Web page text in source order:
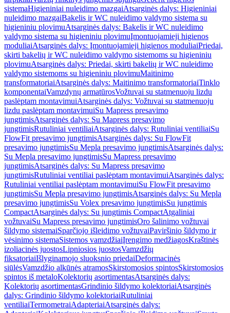
sistemaHigieniniai nuleidimo mazgaiAtsarginės dalys: Higieniniai
nuleidimo mazgaiBakelis ir WC nuleidimo valdymo sistema su
higieniniu plovimuAtsarginės dalys: Bakelis ir WC nuleidimo
valdymo sistema su higieniniu plovimuĮmontuojamieji higienos
moduliaiAtsarginės dalys: Įmontuojamieji higienos moduliaiPriedai,
skirti bakelių ir WC nuleidimo valdymo sistemoms su higieniniu
plovimuAtsarginės dalys: Priedai, skirti bakelių ir WC nuleidimo
valdymo sistemoms su higieniniu plovimuMaitinimo
transformatoriaiAtsarginės dalys: Maitinimo transformatoriaiTinklo
komponentaiVamzdynų armatūrosVožtuvai su statmenuoju lizdu
paslėptam montavimuiAtsarginės dalys: Vožtuvai su statmenuoju
lizdu paslėptam montavimuiSu Mapress presavimo
jungtimisAtsarginės dalys: Su Mapress presavimo
jungtimisRutuliniai ventiliaiAtsarginės dalys: Rutuliniai ventiliaiSu
FlowFit presavimo jungtimisAtsarginės dalys: Su FlowFit
presavimo jungtimisSu Mepla presavimo jungtimisAtsarginės dalys:
Su Mepla presavimo jungtimisSu Mapress presavimo
jungtimisAtsarginės dalys: Su Mapress presavimo
jungtimisRutuliniai ventiliai paslėptam montavimuiAtsarginės dalys:
Rutuliniai ventiliai paslėptam montavimuiSu FlowFit presavimo
jungtimisSu Mepla presavimo jungtimisAtsarginės dalys: Su Mepla
presavimo jungtimisSu Volex presavimo jungtimisSu jungtimis
CompactAtsarginės dalys: Su jungtimis CompactAtgaliniai
vožtuvaiSu Mapress presavimo jungtimisOro šalinimo vožtuvai
šildymo sistemaiSparčiojo išleidimo vožtuvaiPaviršinio šildymo ir
vėsinimo sistemaSistemos vamzdžiaiĮrengimo medžiagosKraštinės
izoliacinės juostosLipniosios juostosVamzdžių
fiksatoriaiIšlyginamojo sluoksnio priedaiDeformacinės
siūlėsVamzdžio alkūnės atramosSkirstomosios spintosSkirstomosios
spintos iš metaloKolektorių asortimentasAtsarginės dalys:
Kolektorių asortimentasGrindinio šildymo kolektoriaiAtsarginės
dalys: Grindinio šildymo kolektoriaiRutuliniai
ventiliaiTermometraiAdapteriaiAtsarginės dalys: